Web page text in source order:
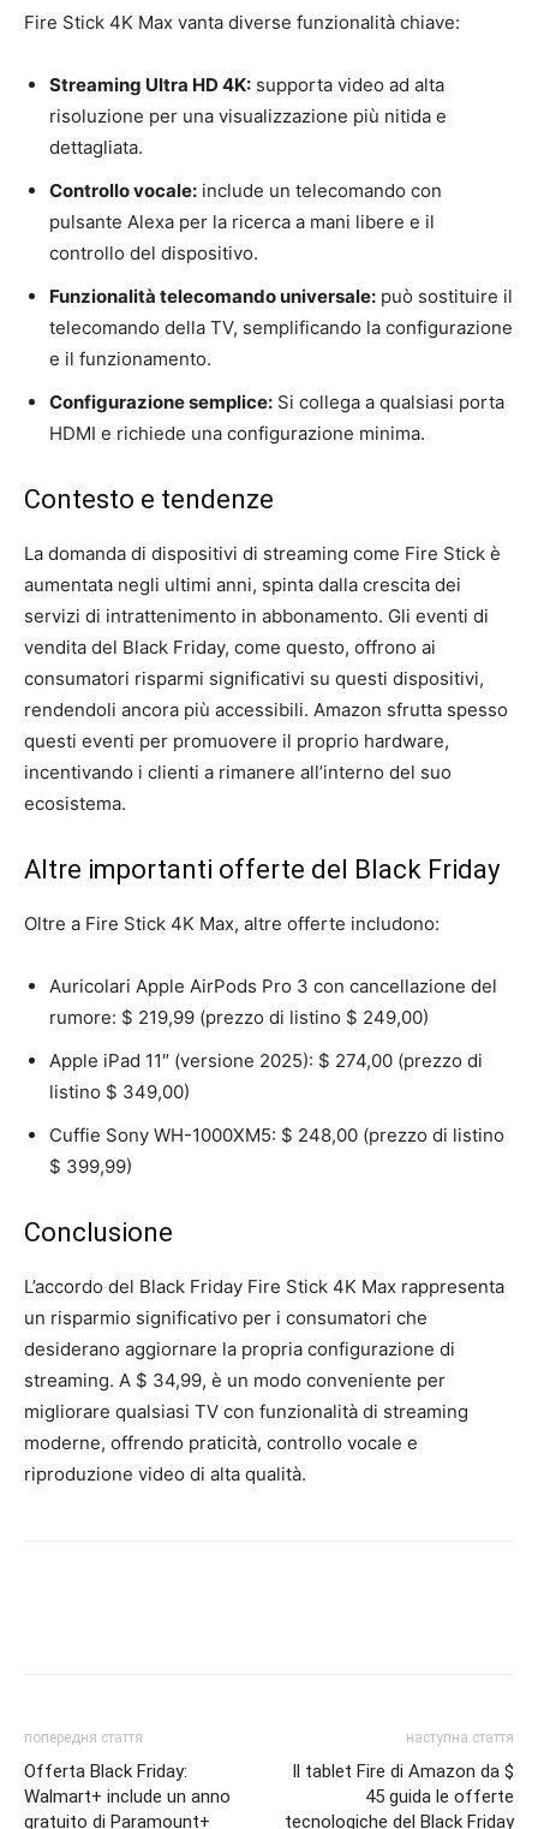
Fire Stick 4K Max vanta diverse funzionalità chiave:
Streaming Ultra HD 4K: supporta video ad alta
risoluzione per una visualizzazione più nitida e
dettagliata.
Controllo vocale: include un telecomando con
pulsante Alexa per la ricerca a mani libere e il
controllo del dispositivo.
Funzionalità telecomando universale: può sostituire il
telecomando della TV, semplificando la configurazione
e il funzionamento.
Configurazione semplice: Si collega a qualsiasi porta
HDMI e richiede una configurazione minima.
Contesto e tendenze
La domanda di dispositivi di streaming come Fire Stick è
aumentata negli ultimi anni, spinta dalla crescita dei
servizi di intrattenimento in abbonamento. Gli eventi di
vendita del Black Friday, come questo, offrono ai
consumatori risparmi significativi su questi dispositivi,
rendendoli ancora più accessibili. Amazon sfrutta spesso
questi eventi per promuovere il proprio hardware,
incentivando i clienti a rimanere all’interno del suo
ecosistema.
Altre importanti offerte del Black Friday
Oltre a Fire Stick 4K Max, altre offerte includono:
Auricolari Apple AirPods Pro 3 con cancellazione del
rumore: $ 219,99 (prezzo di listino $ 249,00)
Apple iPad 11″ (versione 2025): $ 274,00 (prezzo di
listino $ 349,00)
Cuffie Sony WH-1000XM5: $ 248,00 (prezzo di listino
$ 399,99)
Conclusione
L’accordo del Black Friday Fire Stick 4K Max rappresenta
un risparmio significativo per i consumatori che
desiderano aggiornare la propria configurazione di
streaming. A $ 34,99, è un modo conveniente per
migliorare qualsiasi TV con funzionalità di streaming
moderne, offrendo praticità, controllo vocale e
riproduzione video di alta qualità.
попередня стаття
Offerta Black Friday:
Walmart+ include un anno
gratuito di Paramount+
наступна стаття
Il tablet Fire di Amazon da $
45 guida le offerte
tecnologiche del Black Friday